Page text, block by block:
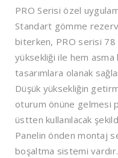
PRO Serisi özel
Standart gömme
biterken, PRO serisi
yüksekliği ile hem
tasarımlara olanak
Düşük yüksekliğin
oturum önüne gelmesi
üstten kullanılacak
Panelin önden montaj
boşaltma sistemi vardır.